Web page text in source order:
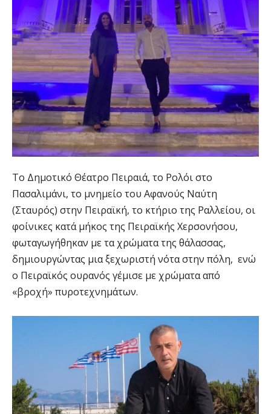
Το Δημοτικό Θέατρο Πειραιά, το Ρολόι στο
Πασαλιμάνι, το μνημείο του Αφανούς Ναύτη
(Σταυρός) στην Πειραϊκή, το κτήριο της Ραλλείου, οι
φοίνικες κατά μήκος της Πειραϊκής Χερσονήσου,
φωταγωγήθηκαν με τα χρώματα της θάλασσας,
δημιουργώντας μια ξεχωριστή νότα στην πόλη, ενώ
ο Πειραϊκός ουρανός γέμισε με χρώματα από
«βροχή» πυροτεχνημάτων.